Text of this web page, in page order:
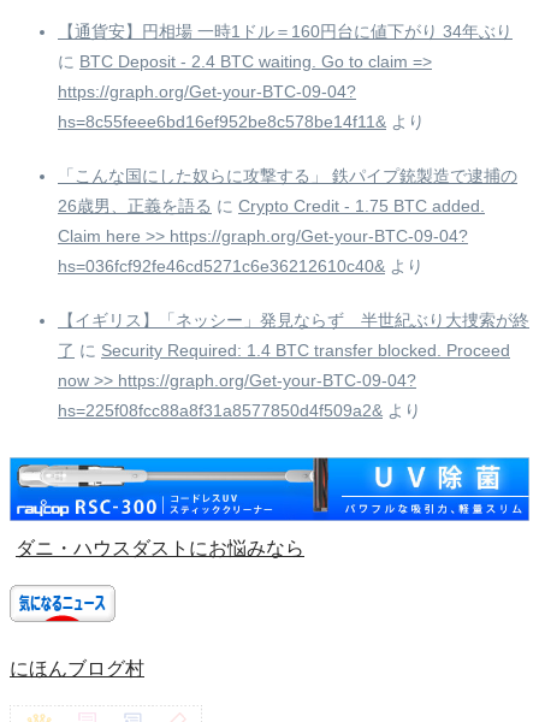
【通貨安】円相場 一時1ドル＝160円台に値下がり 34年ぶり
に BTC Deposit - 2.4 BTC waiting. Go to claim =>
https://graph.org/Get-your-BTC-09-04?
hs=8c55feee6bd16ef952be8c578be14f11& より
「こんな国にした奴らに攻撃する」 鉄パイプ銃製造で逮捕の
26歳男、正義を語る に Crypto Credit - 1.75 BTC added.
Claim here >> https://graph.org/Get-your-BTC-09-04?
hs=036fcf92fe46cd5271c6e36212610c40& より
【イギリス】「ネッシー」発見ならず 半世紀ぶり大捜索が終
了 に Security Required: 1.4 BTC transfer blocked. Proceed
now >> https://graph.org/Get-your-BTC-09-04?
hs=225f08fcc88a8f31a8577850d4f509a2& より
ダニ・ハウスダストにお悩みなら
にほんブログ村